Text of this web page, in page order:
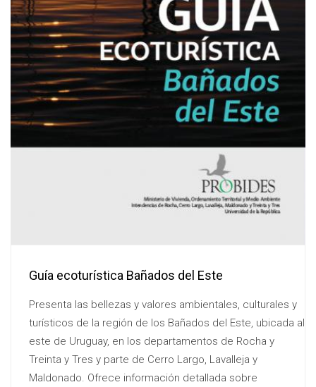
Guía ecoturística Bañados del Este
Presenta las bellezas y valores ambientales, culturales y
turísticos de la región de los Bañados del Este, ubicada al
este de Uruguay, en los departamentos de Rocha y
Treinta y Tres y parte de Cerro Largo, Lavalleja y
Maldonado. Ofrece información detallada sobre